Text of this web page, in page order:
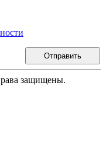
Отправить
защищены.